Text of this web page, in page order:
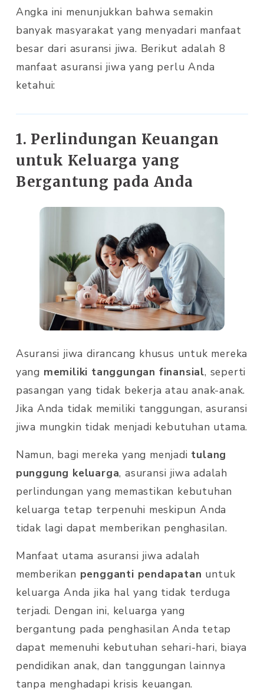
Angka ini menunjukkan bahwa semakin
banyak masyarakat yang menyadari manfaat
besar dari asuransi jiwa. Berikut adalah 8
manfaat asuransi jiwa yang perlu Anda
ketahui:
1. Perlindungan Keuangan
untuk Keluarga yang
Bergantung pada Anda
Asuransi jiwa dirancang khusus untuk mereka
yang memiliki tanggungan finansial, seperti
pasangan yang tidak bekerja atau anak-anak.
Jika Anda tidak memiliki tanggungan, asuransi
jiwa mungkin tidak menjadi kebutuhan utama.
Namun, bagi mereka yang menjadi tulang
punggung keluarga, asuransi jiwa adalah
perlindungan yang memastikan kebutuhan
keluarga tetap terpenuhi meskipun Anda
tidak lagi dapat memberikan penghasilan.
Manfaat utama asuransi jiwa adalah
memberikan pengganti pendapatan untuk
keluarga Anda jika hal yang tidak terduga
terjadi. Dengan ini, keluarga yang
bergantung pada penghasilan Anda tetap
dapat memenuhi kebutuhan sehari-hari, biaya
pendidikan anak, dan tanggungan lainnya
tanpa menghadapi krisis keuangan.